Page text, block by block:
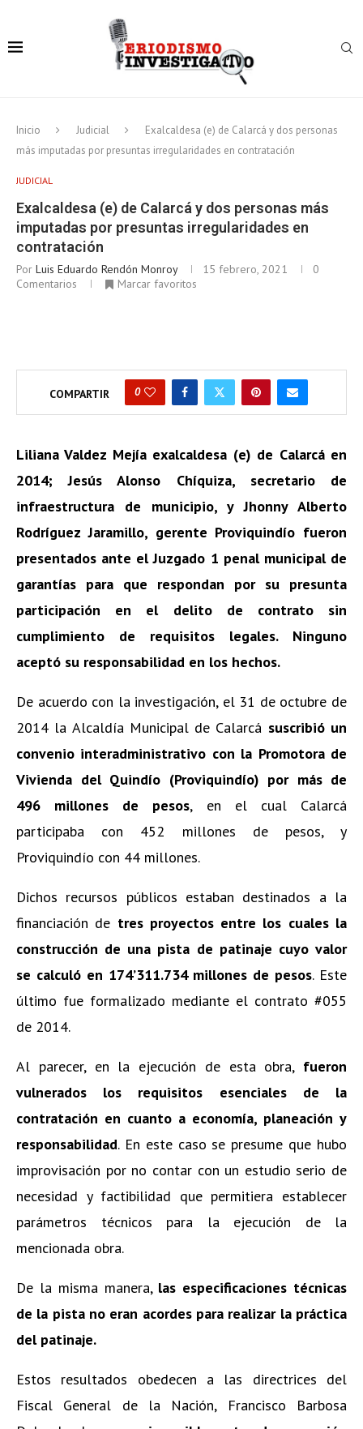
Inicio Judicial
Exalcaldesa (e) de Calarcá y dos personas
más imputadas por presuntas irregularidades en contratación
JUDICIAL
Exalcaldesa (e) de Calarcá y dos personas más
imputadas por presuntas irregularidades en
contratación
Por Luis Eduardo Rendón Monroy 15 febrero, 2021
0
Comentarios
Marcar favoritos
COMPARTIR 0
Liliana Valdez Mejía exalcaldesa (e) de Calarcá en
2014; Jesús Alonso Chíquiza, secretario de
infraestructura de municipio, y Jhonny Alberto
Rodríguez Jaramillo, gerente Proviquindío fueron
presentados ante el Juzgado 1 penal municipal de
garantías para que respondan por su presunta
participación en el delito de contrato sin
cumplimiento de requisitos legales. Ninguno
aceptó su responsabilidad en los hechos.
De acuerdo con la investigación, el 31 de octubre de
2014 la Alcaldía Municipal de Calarcá suscribió un
convenio interadministrativo con la Promotora de
Vivienda del Quindío (Proviquindío) por más de
496 millones de pesos, en el cual Calarcá
participaba con 452 millones de pesos, y
Proviquindío con 44 millones.
Dichos recursos públicos estaban destinados a la
financiación de tres proyectos entre los cuales la
construcción de una pista de patinaje cuyo valor
se calculó en 174’311.734 millones de pesos. Este
último fue formalizado mediante el contrato #055
de 2014.
Al parecer, en la ejecución de esta obra, fueron
vulnerados los requisitos esenciales de la
contratación en cuanto a economía, planeación y
responsabilidad. En este caso se presume que hubo
improvisación por no contar con un estudio serio de
necesidad y factibilidad que permitiera establecer
parámetros técnicos para la ejecución de la
mencionada obra.
De la misma manera, las especificaciones técnicas
de la pista no eran acordes para realizar la práctica
del patinaje.
Estos resultados obedecen a las directrices del
Fiscal General de la Nación, Francisco Barbosa